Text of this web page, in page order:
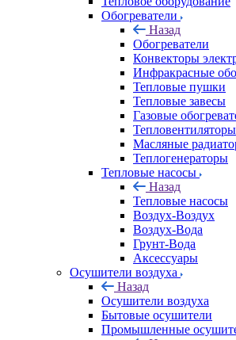
Обогреватели
Назад
Обогреватели
Конвекторы
Инфракрасные
Тепловые пушки
Тепловые завесы
Газовые
Тепловентиляторы
Масляные
Теплогенераторы
Тепловые насосы
Назад
Тепловые насосы
Воздух-Воздух
Воздух-Вода
Грунт-Вода
Аксессуары
Осушители воздуха
Назад
Осушители воздуха
Бытовые осушители
Промышленные